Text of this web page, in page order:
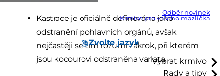
Odběr novinek
Krmivo pro vašeho mazlíčka
Zvolte jazyk
Vybrat krmivo
Rady a tipy
Kastrace je oficiálně definována jako
odstranění pohlavních orgánů, avšak
nejčastěji se tím rozumí zákrok, při kterém
jsou kocourovi odstraněna varlata.